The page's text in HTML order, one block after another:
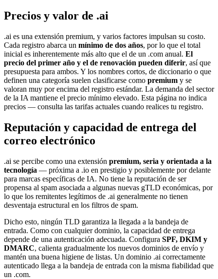
Precios y valor de .ai
.ai es una extensión premium, y varios factores impulsan su costo.
Cada registro abarca un mínimo de dos años, por lo que el total
inicial es inherentemente más alto que el de un .com anual. El
precio del primer año y el de renovación pueden diferir, así que
presupuesta para ambos. Y los nombres cortos, de diccionario o que
definen una categoría suelen clasificarse como premium y se
valoran muy por encima del registro estándar. La demanda del sector
de la IA mantiene el precio mínimo elevado. Esta página no indica
precios — consulta las tarifas actuales cuando realices tu registro.
Reputación y capacidad de entrega del
correo electrónico
.ai se percibe como una extensión premium, seria y orientada a la
tecnología — próxima a .io en prestigio y posiblemente por delante
para marcas específicas de IA. No tiene la reputación de ser
propensa al spam asociada a algunas nuevas gTLD económicas, por
lo que los remitentes legítimos de .ai generalmente no tienen
desventaja estructural en los filtros de spam.
Dicho esto, ningún TLD garantiza la llegada a la bandeja de
entrada. Como con cualquier dominio, la capacidad de entrega
depende de una autenticación adecuada. Configura SPF, DKIM y
DMARC, calienta gradualmente los nuevos dominios de envío y
mantén una buena higiene de listas. Un dominio .ai correctamente
autenticado llega a la bandeja de entrada con la misma fiabilidad que
un .com.